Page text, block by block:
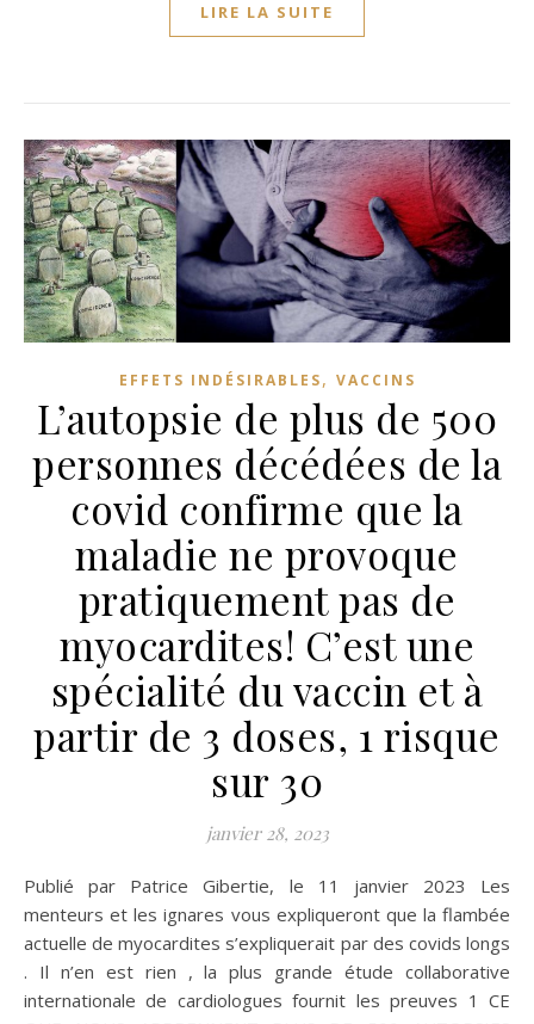
LIRE LA SUITE
EFFETS INDÉSIRABLES, VACCINS
L’autopsie de plus de 500
personnes décédées de la
covid confirme que la
maladie ne provoque
pratiquement pas de
myocardites! C’est une
spécialité du vaccin et à
partir de 3 doses, 1 risque
sur 30
janvier 28, 2023
Publié par Patrice Gibertie, le 11 janvier 2023 Les
menteurs et les ignares vous expliqueront que la flambée
actuelle de myocardites s’expliquerait par des covids longs
. Il n’en est rien , la plus grande étude collaborative
internationale de cardiologues fournit les preuves 1 CE